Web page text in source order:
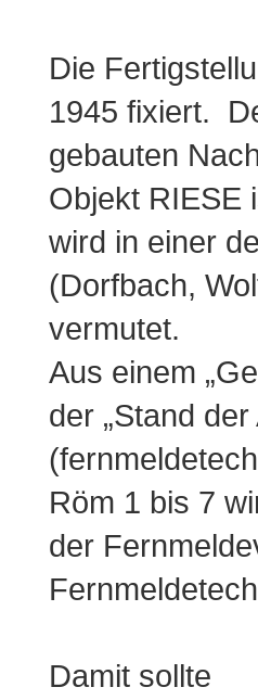
Die
1945 fixiert.
gebauten
Objekt RIESE
wird in einer
(Dorfbach,
vermutet.
Aus einem
der „Stand
Röm 1 bis 7
der
Damit sollte